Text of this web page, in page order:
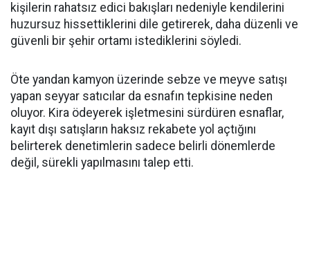
kişilerin rahatsız edici bakışları nedeniyle kendilerini
huzursuz hissettiklerini dile getirerek, daha düzenli ve
güvenli bir şehir ortamı istediklerini söyledi.
Öte yandan kamyon üzerinde sebze ve meyve satışı
yapan seyyar satıcılar da esnafın tepkisine neden
oluyor. Kira ödeyerek işletmesini sürdüren esnaflar,
kayıt dışı satışların haksız rekabete yol açtığını
belirterek denetimlerin sadece belirli dönemlerde
değil, sürekli yapılmasını talep etti.